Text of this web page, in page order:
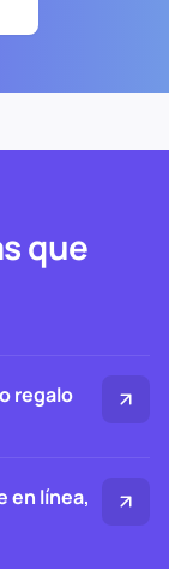
que
regalo
en línea,